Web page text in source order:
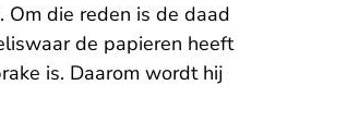
Om die reden is de daad
de papieren heeft
is. Daarom wordt hij